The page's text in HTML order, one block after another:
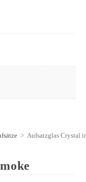
> Aufsatzglas Crystal